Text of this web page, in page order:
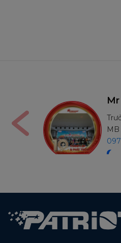
P.Bảo Hành